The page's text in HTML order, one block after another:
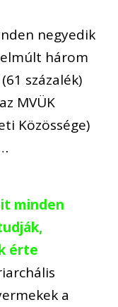
negyedik
elmúlt három
százalék)
MVÜK
Közössége)
minden
érte
a